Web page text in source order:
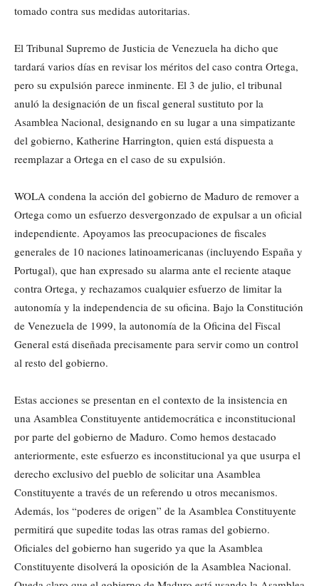
tomado contra sus medidas autoritarias.
El Tribunal Supremo de Justicia de Venezuela ha dicho que
tardará varios días en revisar los méritos del caso contra Ortega,
pero su expulsión parece inminente. El 3 de julio, el tribunal
anuló la designación de un fiscal general sustituto por la
Asamblea Nacional, designando en su lugar a una simpatizante
del gobierno, Katherine Harrington, quien está dispuesta a
reemplazar a Ortega en el caso de su expulsión.
WOLA condena la acción del gobierno de Maduro de remover a
Ortega como un esfuerzo desvergonzado de expulsar a un oficial
independiente. Apoyamos las preocupaciones de fiscales
generales de 10 naciones latinoamericanas (incluyendo España y
Portugal), que han expresado su alarma ante el reciente ataque
contra Ortega, y rechazamos cualquier esfuerzo de limitar la
autonomía y la independencia de su oficina. Bajo la Constitución
de Venezuela de 1999, la autonomía de la Oficina del Fiscal
General está diseñada precisamente para servir como un control
al resto del gobierno.
Estas acciones se presentan en el contexto de la insistencia en
una Asamblea Constituyente antidemocrática e inconstitucional
por parte del gobierno de Maduro. Como hemos destacado
anteriormente, este esfuerzo es inconstitucional ya que usurpa el
derecho exclusivo del pueblo de solicitar una Asamblea
Constituyente a través de un referendo u otros mecanismos.
Además, los “poderes de origen” de la Asamblea Constituyente
permitirá que supedite todas las otras ramas del gobierno.
Oficiales del gobierno han sugerido ya que la Asamblea
Constituyente disolverá la oposición de la Asamblea Nacional.